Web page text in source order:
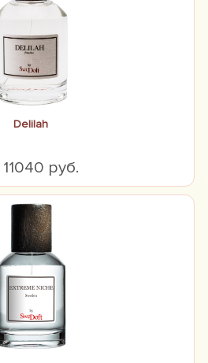
Delilah
11040 руб.